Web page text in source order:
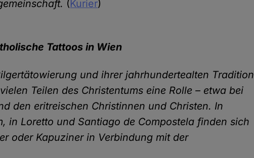
(Kurier)
Tattoos in Wien
und ihrer jahrhundertealten Tradition
Teilen des Christentums eine Rolle – etwa bei
den eritreischen Christinnen und Christen. In
in Loretto und Santiago de Compostela finden sich
oder Kapuziner in Verbindung mit der